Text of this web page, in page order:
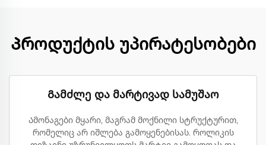
Პროდუქტის უპირატესობები
Გამძლე და მარტივად სამუშაო
Ამონაგები მყარი, მაგრამ მოქნილი სტრუქტურით,
რომელიც არ იშლება გამოყენებისას. როლიკის